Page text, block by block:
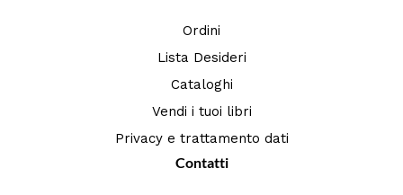
Ordini
Lista Desideri
Cataloghi
Vendi i tuoi libri
Privacy e trattamento dati
Contatti